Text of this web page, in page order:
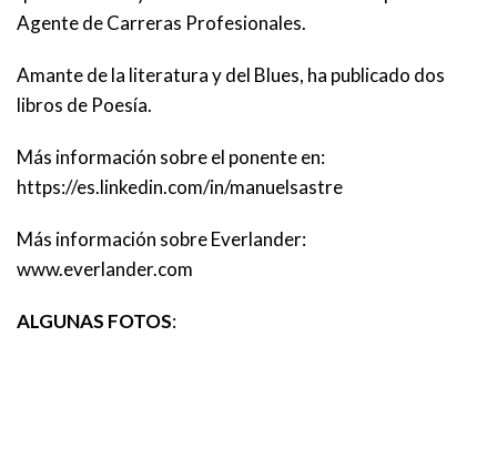
Agente de Carreras Profesionales.
Amante de la literatura y del Blues, ha publicado dos
libros de Poesía.
Más información sobre el ponente en:
https://es.linkedin.com/in/manuelsastre
Más información sobre Everlander:
www.everlander.com
ALGUNAS FOTOS: